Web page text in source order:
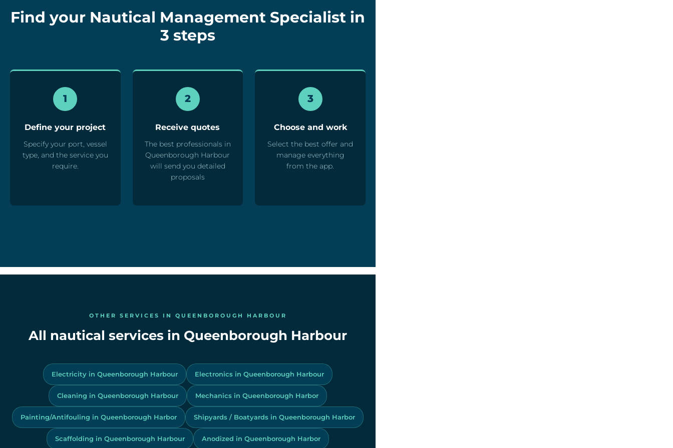
Find your Nautical Management Specialist in
3 steps
1
Define your project
Specify your port, vessel
type, and the service you
require.
2
Receive quotes
The best professionals in
Queenborough Harbour
will send you detailed
proposals
3
Choose and work
Select the best offer and
manage everything
from the app.
OTHER SERVICES IN QUEENBOROUGH HARBOUR
All nautical services in Queenborough Harbour
Electricity in Queenborough Harbour Electronics in Queenborough Harbour
Cleaning in Queenborough Harbour Mechanics in Queenborough Harbor
Painting/Antifouling in Queenborough Harbor Shipyards / Boatyards in Queenborough Harbor
Scaffolding in Queenborough Harbour Anodized in Queenborough Harbor